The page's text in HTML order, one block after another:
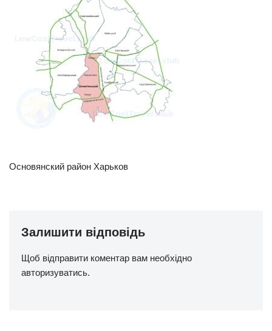
Основянский район Харьков
Залишити відповідь
Щоб відправити коментар вам необхідно
авторизуватись.